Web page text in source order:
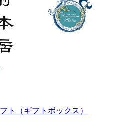
ト（ギフトボックス）